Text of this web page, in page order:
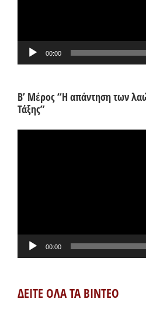
00:00
Β’ Μέρος “Η απάντηση των
Τάξης”
00:00
ΔΕΙΤΕ ΟΛΑ ΤΑ ΒΙΝΤΕΟ